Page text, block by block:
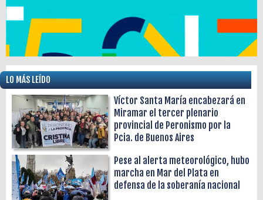
LO MÁS LEÍDO
Víctor Santa María encabezará en
Miramar el tercer plenario
provincial de Peronismo por la
Pcia. de Buenos Aires
Pese al alerta meteorológico, hubo
marcha en Mar del Plata en
defensa de la soberanía nacional